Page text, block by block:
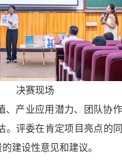
决赛现场
、产业应用潜力、团队协
评委在肯定项目亮点的
建设性意见和建议。